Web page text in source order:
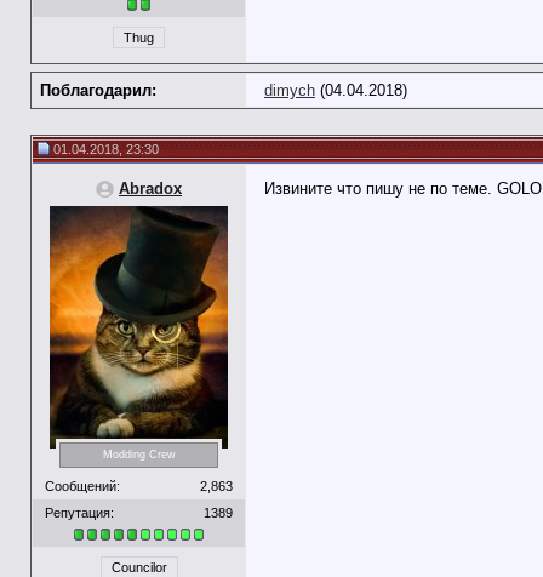
Thug
Поблагодарил: dimych (04.04.2018)
01.04.2018, 23:30
Abradox
Modding Crew
Сообщений:
2,863
Репутация:
1389
Councilor
Извините что пишу не по теме.